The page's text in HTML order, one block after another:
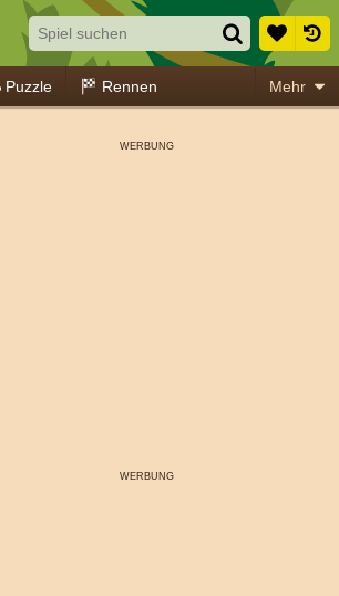
Puzzle Rennen Mehr